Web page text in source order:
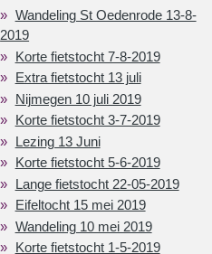
Wandeling St Oedenrode 13-8-
2019
Korte fietstocht 7-8-2019
Extra fietstocht 13 juli
Nijmegen 10 juli 2019
Korte fietstocht 3-7-2019
Lezing 13 Juni
Korte fietstocht 5-6-2019
Lange fietstocht 22-05-2019
Eifeltocht 15 mei 2019
Wandeling 10 mei 2019
Korte fietstocht 1-5-2019